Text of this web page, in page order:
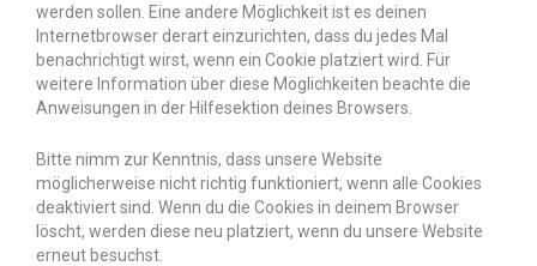
werden sollen. Eine andere Möglichkeit ist es deinen
Internetbrowser derart einzurichten, dass du jedes Mal
benachrichtigt wirst, wenn ein Cookie platziert wird. Für
weitere Information über diese Möglichkeiten beachte die
Anweisungen in der Hilfesektion deines Browsers.
Bitte nimm zur Kenntnis, dass unsere Website
möglicherweise nicht richtig funktioniert, wenn alle Cookies
deaktiviert sind. Wenn du die Cookies in deinem Browser
löscht, werden diese neu platziert, wenn du unsere Website
erneut besuchst.